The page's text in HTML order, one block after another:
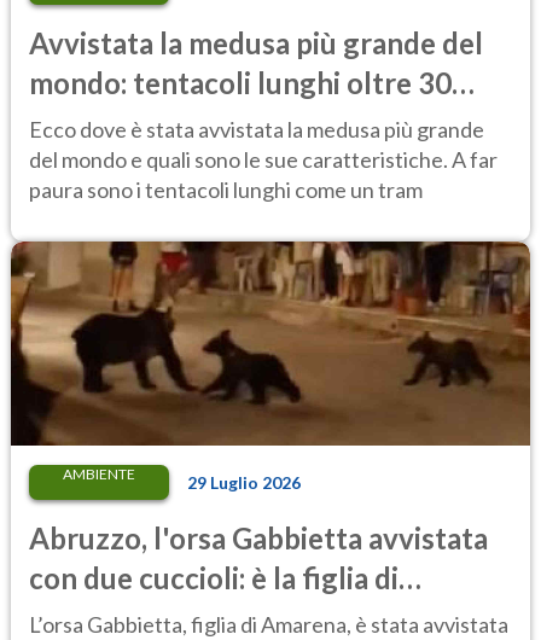
Avvistata la medusa più grande del
mondo: tentacoli lunghi oltre 30
metri, più di un tram cittadino
Ecco dove è stata avvistata la medusa più grande
del mondo e quali sono le sue caratteristiche. A far
paura sono i tentacoli lunghi come un tram
AMBIENTE 29 Luglio 2026
Abruzzo, l'orsa Gabbietta avvistata
con due cuccioli: è la figlia di
Amarena
L’orsa Gabbietta, figlia di Amarena, è stata avvistata